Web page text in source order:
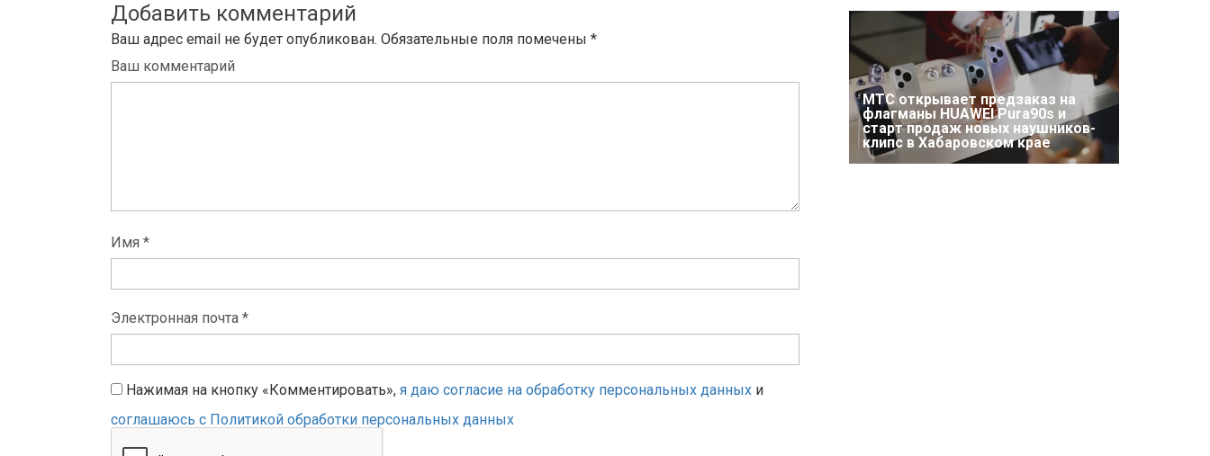
Добавить комментарий
Ваш адрес email не будет опубликован. Обязательные поля помечены *
Ваш комментарий
Имя *
Электронная почта *
Нажимая на кнопку «Комментировать», я даю согласие на обработку персональных данных и
соглашаюсь с Политикой обработки персональных данных
МТС открывает предзаказ на
флагманы HUAWEI Pura90s и
старт продаж новых наушников-
клипс в Хабаровском крае